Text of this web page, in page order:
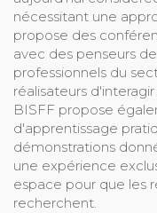
nécessitant une
propose des
avec des penseurs
professionnels du
réalisateurs
BISFF propose
d'apprentissage
démonstrations
une expérience
espace pour que les
recherchent.